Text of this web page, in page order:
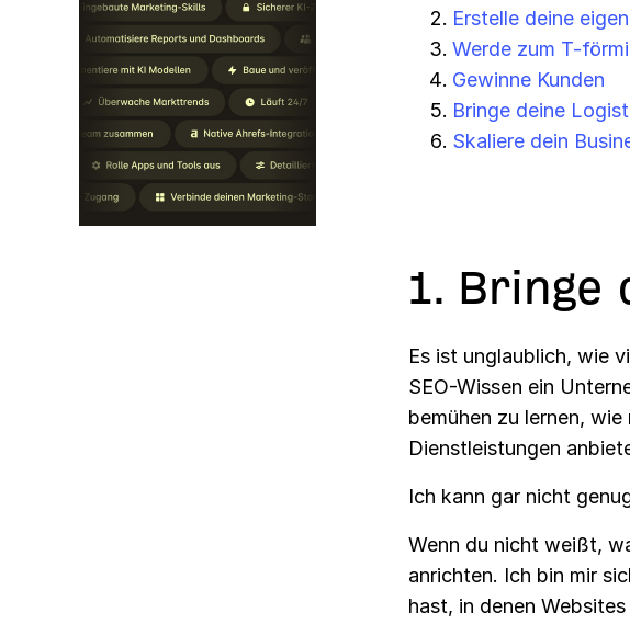
Erstelle deine
Werde zum T-
Gewinne Kunden
Bringe deine
Skaliere dein
1. Bringe
Es ist unglaublich, wie
SEO-Wissen ein
bemühen zu lernen,
Dienstleistungen
Ich kann gar nicht
Wenn du nicht weißt,
anrichten. Ich bin mir
hast, in denen